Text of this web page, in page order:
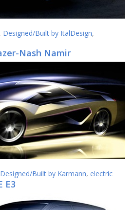
, Designed/Built by ItalDesign,
Nash Namir
Designed/Built by Karmann, electric
E3